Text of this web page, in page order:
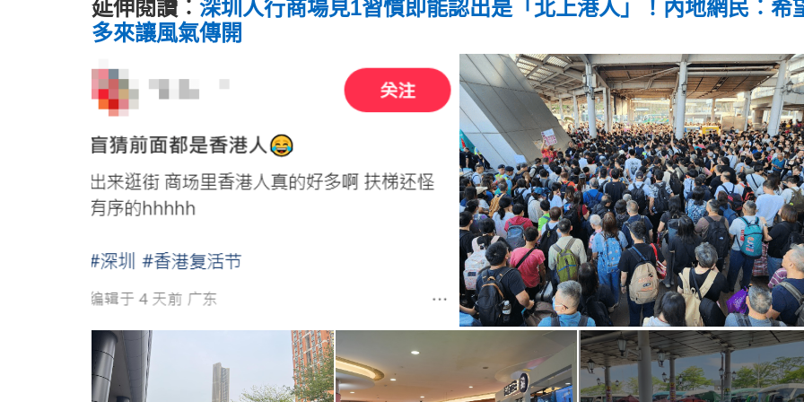
延伸閱讀︰ 深圳人行商場見1習慣即能認出是「北上港人」！內地網民︰希
多來讓風氣傳開